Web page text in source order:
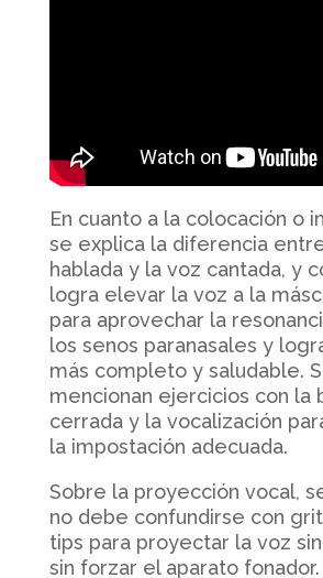
En cuanto a la colocación o
se explica la diferencia
hablada y la voz cantada, y
logra elevar la voz a la
para aprovechar la
los senos paranasales y
más completo y saludable.
mencionan ejercicios con la
cerrada y la vocalización
la impostación adecuada.
Sobre la proyección vocal,
no debe confundirse con
tips para proyectar la voz
sin forzar el aparato fonador.